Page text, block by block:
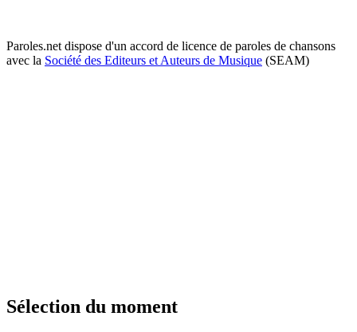
Paroles.net dispose d'un accord de licence de paroles de chansons
avec la Société des Editeurs et Auteurs de Musique (SEAM)
Sélection du moment